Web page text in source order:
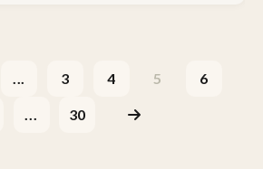
... 3 4 5 6
... 30